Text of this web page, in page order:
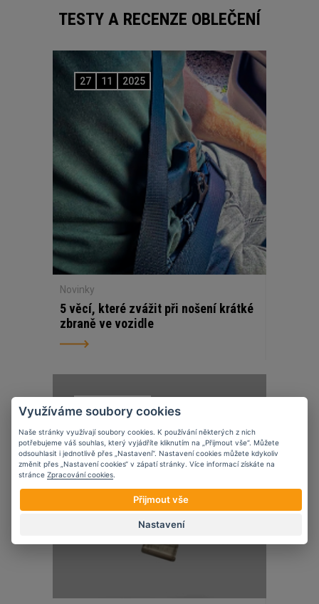
TESTY A RECENZE OBLEČENÍ
27 11 2025
Novinky
5 věcí, které zvážit při nošení krátké
zbraně ve vozidle
11
Využíváme soubory cookies
Naše stránky využívají soubory cookies. K používání některých z nich
potřebujeme váš souhlas, který vyjádříte kliknutím na „Přijmout vše“. Můžete
odsouhlasit i jednotlivě přes „Nastavení“. Nastavení cookies můžete kdykoliv
změnit přes „Nastavení cookies“ v zápatí stránky. Více informací získáte na
stránce Zpracování cookies
Přijmout vše
Nastavení